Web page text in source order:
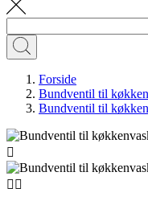
Forside
Bundventil til
Bundventil til

 